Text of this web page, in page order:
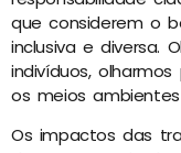
que considerem o
inclusiva e diversa.
indivíduos,
os meios
Os impactos das